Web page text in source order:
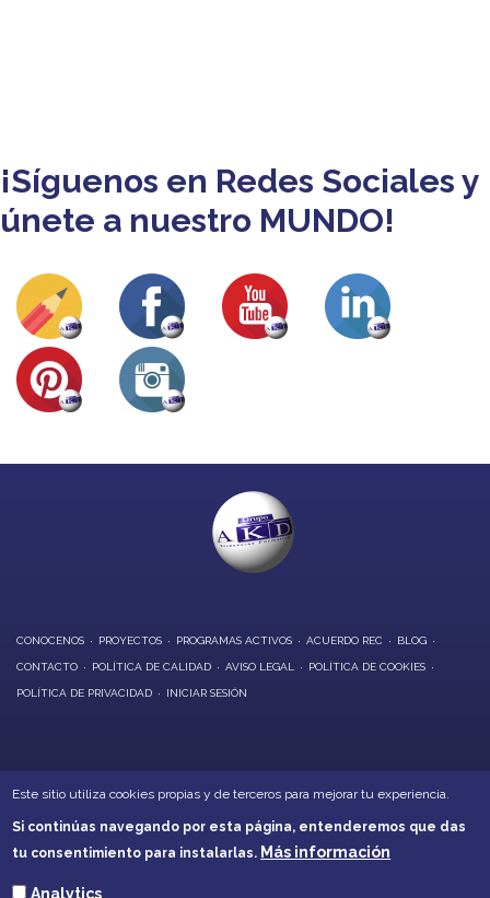
¡Síguenos en Redes Sociales y
únete a nuestro MUNDO!
CONOCENOS PROYECTOS PROGRAMAS ACTIVOS ACUERDO REC BLOG
CONTACTO POLÍTICA DE CALIDAD AVISO LEGAL POLÍTICA DE COOKIES
POLÍTICA DE PRIVACIDAD INICIAR SESIÓN
Calle Soledad, 21 - Villarrubia de los Ojos
Teléfonos: 926260001 - 926266632
akd@akd-cr.com
Este sitio utiliza cookies propias y de terceros para mejorar tu experiencia.
Si continúas navegando por esta página, entenderemos que das
tu consentimiento para instalarlas. Más información
Analytics